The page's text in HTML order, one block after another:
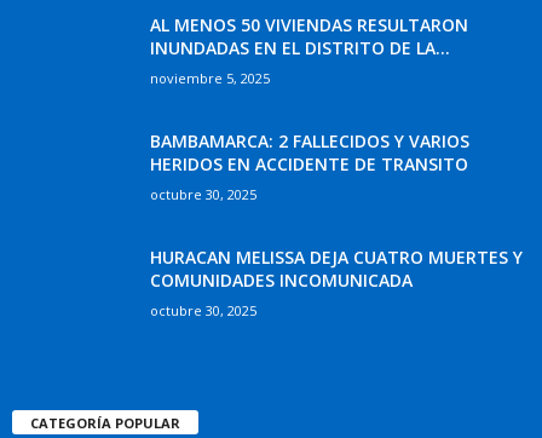
AL MENOS 50 VIVIENDAS RESULTARON
INUNDADAS EN EL DISTRITO DE LA...
noviembre 5, 2025
BAMBAMARCA: 2 FALLECIDOS Y VARIOS
HERIDOS EN ACCIDENTE DE TRANSITO
octubre 30, 2025
HURACAN MELISSA DEJA CUATRO MUERTES Y
COMUNIDADES INCOMUNICADA
octubre 30, 2025
CATEGORÍA POPULAR